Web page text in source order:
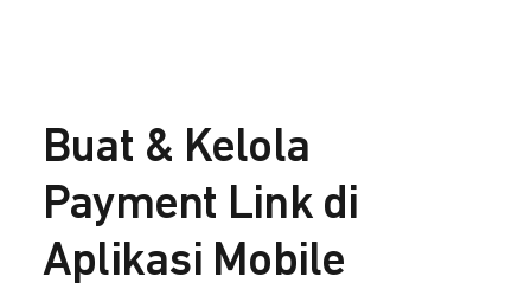
Buat & Kelola
Payment Link di
Aplikasi Mobile